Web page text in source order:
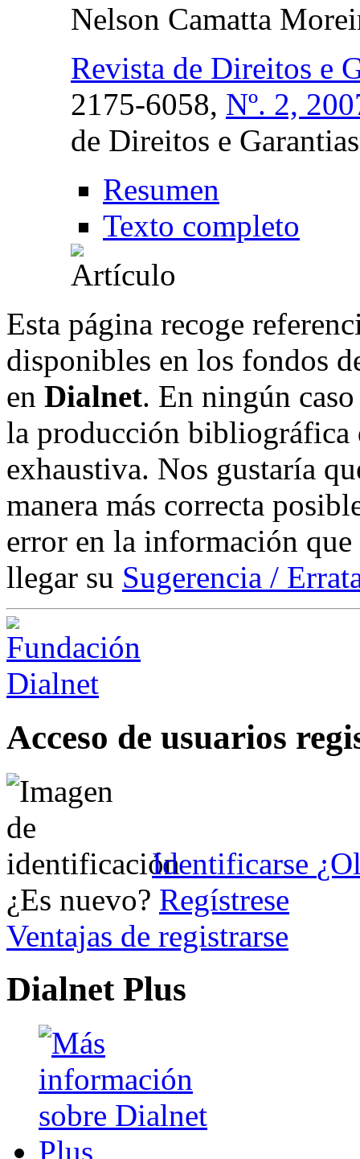
Nelson Camatta
Revista de Direitos e
2175-6058, Nº. 2,
de Direitos e
Resumen
Texto completo
Esta página recoge
disponibles en los fondos
en Dialnet. En ningún
la producción bibliográfica
exhaustiva. Nos gustaría
manera más correcta
error en la información
llegar su Sugerencia /
Acceso de usuarios
Identificarse
¿Es nuevo? Regístrese
Ventajas de registrarse
Dialnet Plus